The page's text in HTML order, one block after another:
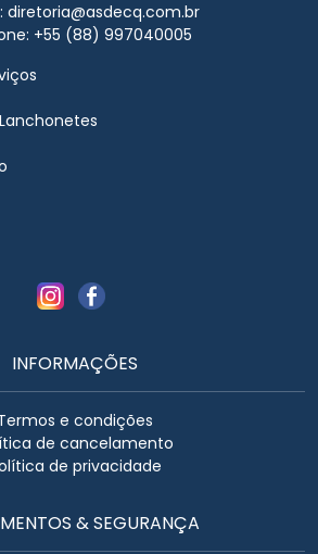
diretoria@asdecq.com.br
+55 (88) 997040005
INFORMAÇÕES
e condições
de cancelamento
de privacidade
& SEGURANÇA